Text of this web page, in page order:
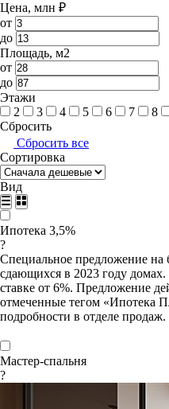
Цена, млн ₽
от
до
Площадь, м2
от
до
Этажи
2
3 4 5 6 7 8
Сбросить
Сбросить все
Сортировка
Вид
Ипотека 3,5%
?
Специальное предложение
сдающихся в 2023 году
ставке от 6%. Предложение
отмеченные тегом «Ипотека
подробности в отделе продаж.
Мастер-спальня
?